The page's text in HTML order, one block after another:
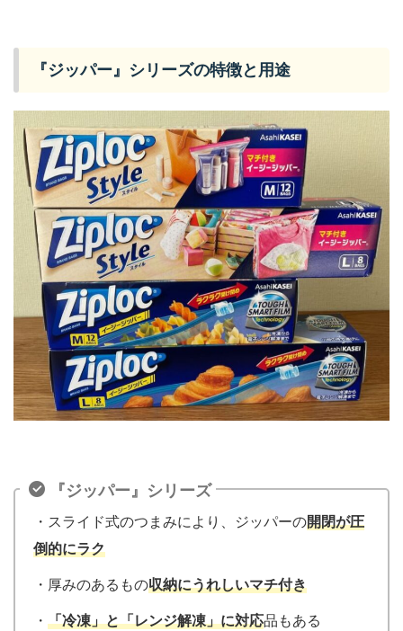
『ジッパー』シリーズの特徴と用途
『ジッパー』シリーズ
・スライド式のつまみにより、ジッパーの開閉が圧
倒的にラク
・厚みのあるもの収納にうれしいマチ付き
・ 「冷凍」と「レンジ解凍」に対応品もある